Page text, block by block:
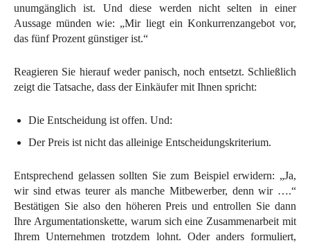
unumgänglich ist. Und diese werden nicht selten in einer
Aussage münden wie: „Mir liegt ein Konkurrenzangebot vor,
das fünf Prozent günstiger ist.“
Reagieren Sie hierauf weder panisch, noch entsetzt. Schließlich
zeigt die Tatsache, dass der Einkäufer mit Ihnen spricht:
Die Entscheidung ist offen. Und:
Der Preis ist nicht das alleinige Entscheidungskriterium.
Entsprechend gelassen sollten Sie zum Beispiel erwidern: „Ja,
wir sind etwas teurer als manche Mitbewerber, denn wir ….“
Bestätigen Sie also den höheren Preis und entrollen Sie dann
Ihre Argumentationskette, warum sich eine Zusammenarbeit mit
Ihrem Unternehmen trotzdem lohnt. Oder anders formuliert,